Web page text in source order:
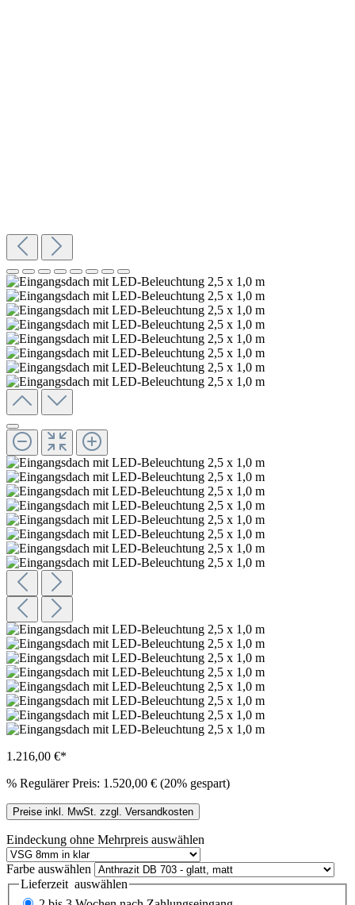
1.216,00 €*
% Regulärer Preis: 1.520,00 € (20% gespart)
Preise inkl. MwSt. zzgl. Versandkosten
Eindeckung ohne Mehrpreis auswählen
Farbe auswählen
Lieferzeit auswählen